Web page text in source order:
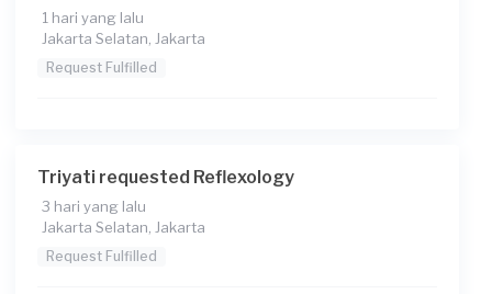
1 hari yang lalu
Jakarta Selatan, Jakarta
Request Fulfilled
Triyati requested Reflexology
3 hari yang lalu
Jakarta Selatan, Jakarta
Request Fulfilled